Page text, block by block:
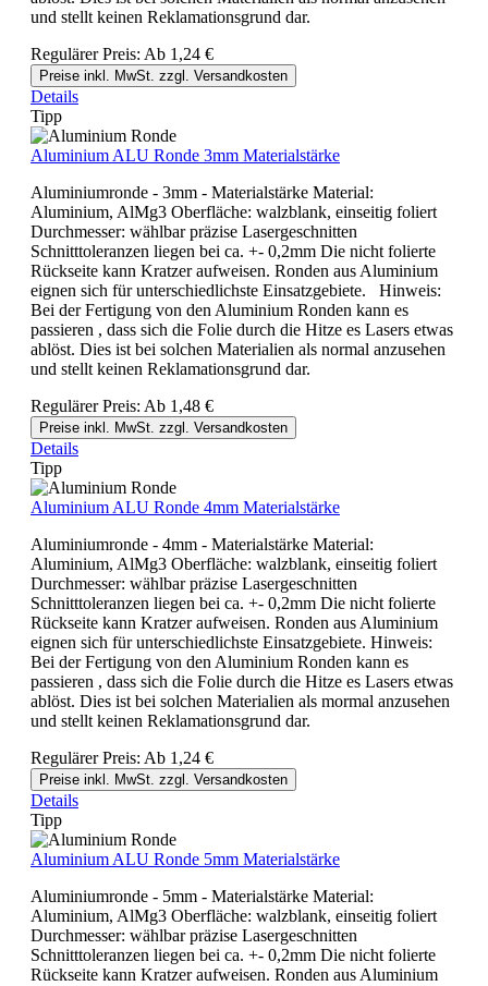
und stellt keinen Reklamationsgrund dar.
Regulärer Preis: Ab 1,24 €
Preise inkl. MwSt. zzgl. Versandkosten
Details
Tipp
Aluminium ALU Ronde 3mm Materialstärke
Aluminiumronde - 3mm - Materialstärke Material:
Aluminium, AlMg3 Oberfläche: walzblank, einseitig foliert
Durchmesser: wählbar präzise Lasergeschnitten
Schnitttoleranzen liegen bei ca. +- 0,2mm Die nicht folierte
Rückseite kann Kratzer aufweisen. Ronden aus Aluminium
eignen sich für unterschiedlichste Einsatzgebiete. Hinweis:
Bei der Fertigung von den Aluminium Ronden kann es
passieren , dass sich die Folie durch die Hitze es Lasers etwas
ablöst. Dies ist bei solchen Materialien als normal anzusehen
und stellt keinen Reklamationsgrund dar.
Regulärer Preis: Ab 1,48 €
Preise inkl. MwSt. zzgl. Versandkosten
Details
Tipp
Aluminium ALU Ronde 4mm Materialstärke
Aluminiumronde - 4mm - Materialstärke Material:
Aluminium, AlMg3 Oberfläche: walzblank, einseitig foliert
Durchmesser: wählbar präzise Lasergeschnitten
Schnitttoleranzen liegen bei ca. +- 0,2mm Die nicht folierte
Rückseite kann Kratzer aufweisen. Ronden aus Aluminium
eignen sich für unterschiedlichste Einsatzgebiete. Hinweis:
Bei der Fertigung von den Aluminium Ronden kann es
passieren , dass sich die Folie durch die Hitze es Lasers etwas
ablöst. Dies ist bei solchen Materialien als mormal anzusehen
und stellt keinen Reklamationsgrund dar.
Regulärer Preis: Ab 1,24 €
Preise inkl. MwSt. zzgl. Versandkosten
Details
Tipp
Aluminium ALU Ronde 5mm Materialstärke
Aluminiumronde - 5mm - Materialstärke Material:
Aluminium, AlMg3 Oberfläche: walzblank, einseitig foliert
Durchmesser: wählbar präzise Lasergeschnitten
Schnitttoleranzen liegen bei ca. +- 0,2mm Die nicht folierte
Rückseite kann Kratzer aufweisen. Ronden aus Aluminium